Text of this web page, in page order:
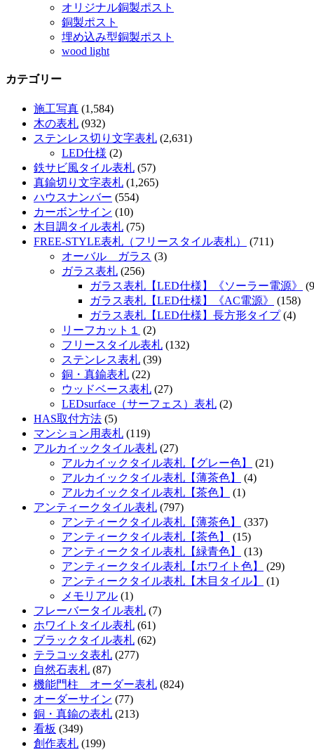
オリジナル銅製ポスト
銅製ポスト
埋め込み型銅製ポスト
wood light
カテゴリー
施工写真 (1,584)
木の表札 (932)
ステンレス切り文字表札 (2,631)
LED仕様 (2)
鉄サビ風タイル表札 (57)
真鍮切り文字表札 (1,265)
ハウスナンバー (554)
カーボンサイン (10)
木目調タイル表札 (75)
FREE-STYLE表札（フリースタイル表札）
(711)
オーバル ガラス (3)
ガラス表札 (256)
ガラス表札【LED仕様】《ソーラー電源》
ガラス表札【LED仕様】《AC電源》
(158)
ガラス表札【LED仕様】長方形タイプ(4)
リーフカット１
(2)
フリースタイル表札 (132)
ステンレス表札 (39)
銅・真鍮表札 (22)
ウッドベース表札 (27)
LEDsurface（サーフェス）表札 (2)
HAS取付方法 (5)
マンション用表札 (119)
アルカイックタイル表札 (27)
アルカイックタイル表札【グレー色】
(21)
アルカイックタイル表札【薄茶色】
(4)
アルカイックタイル表札【茶色】
(1)
アンティークタイル表札 (797)
アンティークタイル表札【薄茶色】
(337)
アンティークタイル表札【茶色】
(15)
アンティークタイル表札【緑青色】
(13)
アンティークタイル表札【ホワイト色】
(29)
アンティークタイル表札【木目タイル】
(1)
メモリアル (1)
フレーバータイル表札 (7)
ホワイトタイル表札 (61)
ブラックタイル表札 (62)
テラコッタ表札 (277)
自然石表札 (87)
機能門柱 オーダー表札 (824)
オーダーサイン (77)
銅・真鍮の表札 (213)
看板 (349)
創作表札 (199)